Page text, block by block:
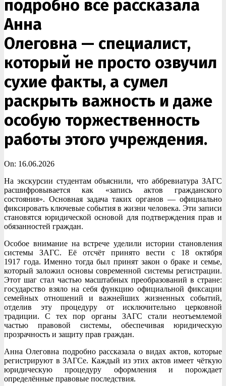
подробно всё рассказала
Анна
Олеговна — специалист,
который не просто озвучил
сухие факты, а сумел
раскрыть важность и даже
особую торжественность
работы этого учреждения.
On: 16.06.2026
На экскурсии студентам объяснили, что аббревиатура ЗАГС
расшифровывается как «запись актов гражданского
состояния». Основная задача таких органов — официально
фиксировать ключевые события в жизни человека. Эти записи
становятся юридической основой для подтверждения прав и
обязанностей граждан.
Особое внимание на встрече уделили истории становления
системы ЗАГС. Её отсчёт принято вести с 18 октября
1917 года. Именно тогда был принят закон о браке и семье,
который заложил основы современной системы регистрации.
Этот шаг стал частью масштабных преобразований в стране:
государство взяло на себя функцию официальной фиксации
семейных отношений и важнейших жизненных событий,
отделив эту процедуру от исключительно церковной
традиции. С тех пор органы ЗАГС стали неотъемлемой
частью правовой системы, обеспечивая юридическую
прозрачность и защиту прав граждан.
Анна Олеговна подробно рассказала о видах актов, которые
регистрируют в ЗАГСе. Каждый из этих актов имеет чёткую
юридическую процедуру оформления и порождает
определённые правовые последствия.